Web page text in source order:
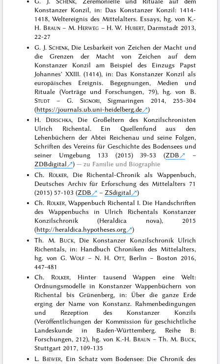
Konstanzer Konzil, in: Das Konstanzer Konzil: 1414-
1418, Weltereignis des Mittelalters. Essays, hg. von K.-
H. Braun– M. Herweg – H. W. Hubert, Darmstadt 2013,
22-27
G. J. Schenk, Die Lesbarkeit von Zeichen der Macht und
die Grenzen der Macht von Zeichen auf dem
Konstanzer Konzil am Beispiel des Einzugs Papst
Johannes' XXIII. (1414), in: Das Konstanzer Konzil als
europäisches Ereignis. Begegnungen, Medien und
Rituale (Vorträge und Forschungen, 79), hg. von B.
Studt– G. Signori, Sigmaringen 2014, 255-304
(https://journals.ub.uni-heidelberg.de
)
H. Derschka, Die Großeltern des Konzilschronisten
Ulrich Richental. Ein Quellenfund aus den
Lehenbüchern der Abtei Reichenau und seine Folgen,
Schriften des Vereins für Geschichte des Bodensees und
seiner Umgebung 133 (2015) 39-53 (ZDB
–
ZDBdigital
)
zu Familie und Biographie
Ch. Rolker, Die Richental-Chronik als Wappenbuch,
Deutsches Archiv für Erforschung des Mittelalters 71
(2015) 57-103 (ZDB – ZSdigital
)
Ch. Rolker, Wappenbuch Richental I. Die Handschriften
des Wappenbuchs in Ulrich Richentals Konstanzer
Konzilschronik (Heraldica nova), 2015
(http://heraldica.hypotheses.org
)
Th. M. Buck, Die Konstanzer Konzilschronik Ulrich
Richentals, in: Handbuch Chroniken des Mittelalters,
hg. von G.Wolf – N. H.Ott, Berlin – Boston 2016,
447-481
Ch. Rolker, Hinter tausend Wappen eine Welt:
Ordnungsmodelle in Konstanzer Wappenbüchern von
Richental bis Grünenberg, in: Über die ganze Erde
erging der Name von Konstanz. Rahmenbedingungen
und Rezeption des Konstanzer Konzils
(Veröffentlichungen der Kommission für geschichtliche
Landeskunde in Baden-Württemberg. Reihe B:
Forschungen, 212), hg. von K.-H. Braun– Th. M. Buck,
Stuttgart 2017, 109-135
L. Biewer, Ein Schatz vom Bodensee: Die Chronik des